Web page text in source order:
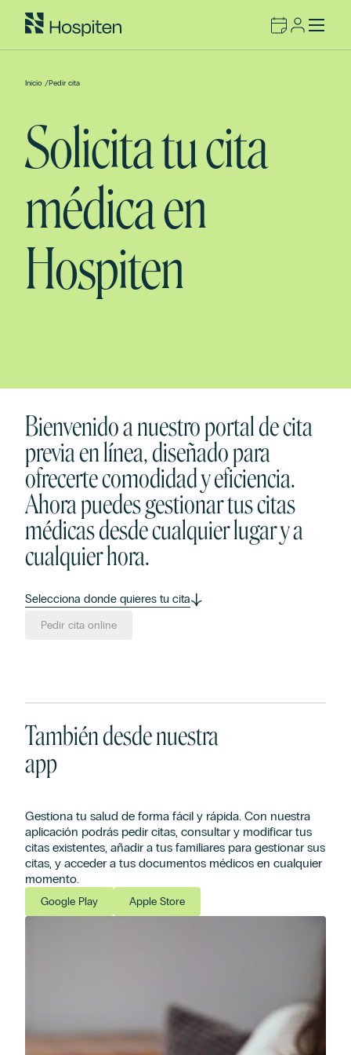
Inicio /Pedir cita
Solicita tu cita
médica en
Hospiten
Bienvenido a nuestro portal de cita
previa en línea, diseñado para
ofrecerte comodidad y eficiencia.
Ahora puedes gestionar tus citas
médicas desde cualquier lugar y a
cualquier hora.
Selecciona donde quieres tu cita
Pedir cita online
También desde nuestra
app
Gestiona tu salud de forma fácil y rápida. Con nuestra
aplicación podrás pedir citas, consultar y modificar tus
citas existentes, añadir a tus familiares para gestionar sus
citas, y acceder a tus documentos médicos en cualquier
momento.
Google Play Apple Store